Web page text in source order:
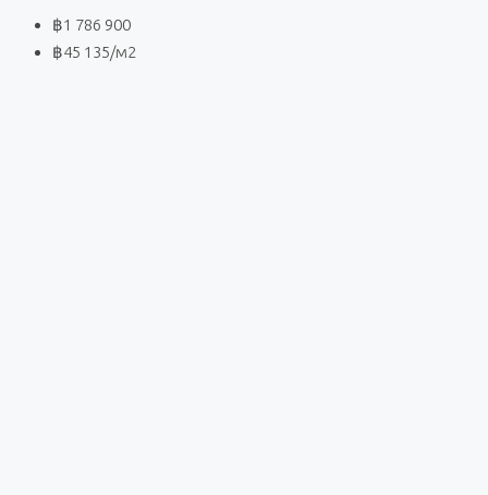
฿1 786 900
฿45 135/м2